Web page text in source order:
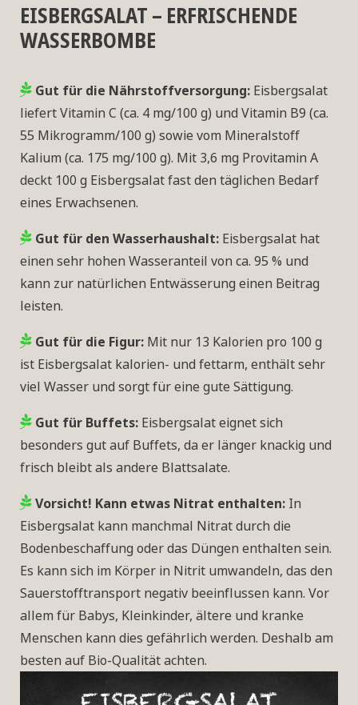
EISBERGSALAT – ERFRISCHENDE
WASSERBOMBE
Gut für die Nährstoffversorgung: Eisbergsalat
liefert Vitamin C (ca. 4 mg/100 g) und Vitamin B9 (ca.
55 Mikrogramm/100 g) sowie vom Mineralstoff
Kalium (ca. 175 mg/100 g). Mit 3,6 mg Provitamin A
deckt 100 g Eisbergsalat fast den täglichen Bedarf
eines Erwachsenen.
Gut für den Wasserhaushalt: Eisbergsalat hat
einen sehr hohen Wasseranteil von ca. 95 % und
kann zur natürlichen Entwässerung einen Beitrag
leisten.
Gut für die Figur: Mit nur 13 Kalorien pro 100 g
ist Eisbergsalat kalorien- und fettarm, enthält sehr
viel Wasser und sorgt für eine gute Sättigung.
Gut für Buffets: Eisbergsalat eignet sich
besonders gut auf Buffets, da er länger knackig und
frisch bleibt als andere Blattsalate.
Vorsicht! Kann etwas Nitrat enthalten: In
Eisbergsalat kann manchmal Nitrat durch die
Bodenbeschaffung oder das Düngen enthalten sein.
Es kann sich im Körper in Nitrit umwandeln, das den
Sauerstofftransport negativ beeinflussen kann. Vor
allem für Babys, Kleinkinder, ältere und kranke
Menschen kann dies gefährlich werden. Deshalb am
besten auf Bio-Qualität achten.